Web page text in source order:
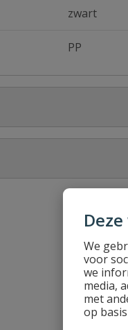
We
voor
we
media,
met
op
zwart
PP
over dit product?